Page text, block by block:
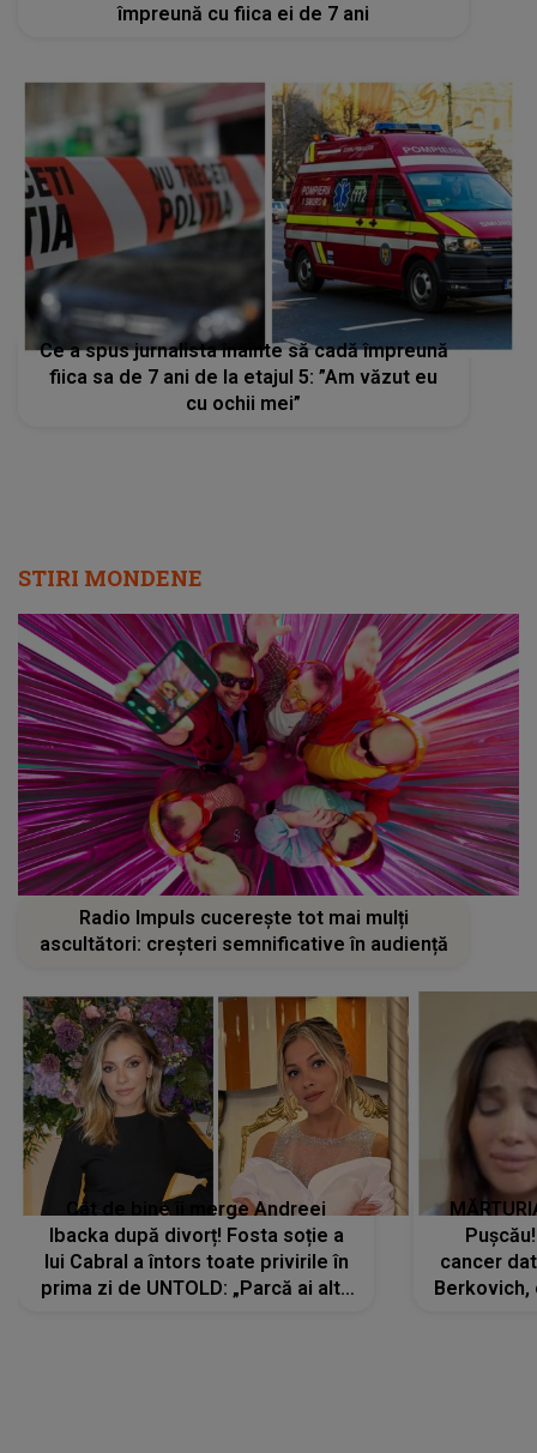
împreună cu fiica ei de 7 ani
Ce a spus jurnalista înainte să cadă împreună
fiica sa de 7 ani de la etajul 5: ”Am văzut eu
cu ochii mei”
STIRI MONDENE
Radio Impuls cucerește tot mai mulți
ascultători: creșteri semnificative în audiență
Cât de bine îi merge Andreei
Ibacka după divorț! Fosta soție a
lui Cabral a întors toate privirile în
prima zi de UNTOLD: „Parcă ai altă
cancer
Berkovich,